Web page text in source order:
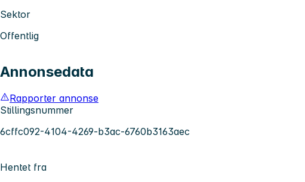
Sektor
Offentlig
Annonsedata
Rapporter annonse
Stillingsnummer
6cffc092-4104-4269-b3ac-6760b3163aec
Hentet fra